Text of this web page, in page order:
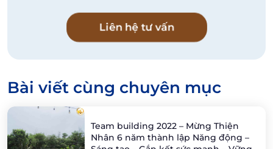
Liên hệ tư vấn
Bài viết cùng chuyên mục
Team building 2022 – Mừng Thiện
Nhân 6 năm thành lập Năng động –